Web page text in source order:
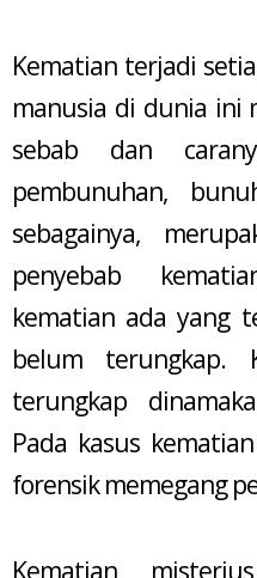
Kematian terjadi
manusia di dunia ini
sebab dan
pembunuhan,
sebagainya,
penyebab
kematian ada yang
belum terungkap.
terungkap
Pada kasus
forensik memegang
Kematian